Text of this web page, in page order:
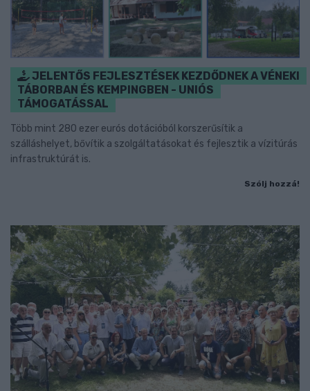
JELENTŐS FEJLESZTÉSEK KEZDŐDNEK A VÉNEKI
TÁBORBAN ÉS KEMPINGBEN - UNIÓS
TÁMOGATÁSSAL
Több mint 280 ezer eurós dotációból korszerűsítik a
szálláshelyet, bővítik a szolgáltatásokat és fejlesztik a vízitúrás
infrastruktúrát is.
Szólj hozzá!